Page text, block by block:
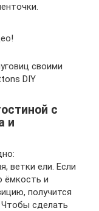
своими
DIY
с
и
ветки ели. Если
ёмкость и
получится
Чтобы сделать